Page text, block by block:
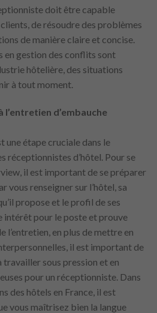
doit être capable
de résoudre des problèmes
de manière claire et concise.
en gestion des conflits sont
hôtelière, des situations
à tout moment.
d’embauche
une étape cruciale dans le
réceptionnistes d’hôtel. Pour se
il est important de se préparer
vous renseigner sur l’hôtel, sa
propose et le profil de ses
intérêt pour le poste et prouve
l’entretien, en plus de mettre en
il est important de
sous pression et en
pour un réceptionniste. Dans
des hôtels en France, il est
vous maîtrisez bien la langue